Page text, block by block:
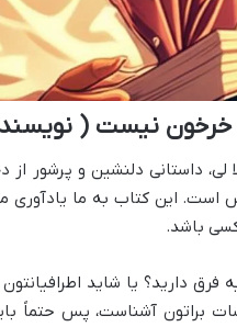
نیست ( نویسنده
داستانی دلنشین و پرشور
این کتاب به ما یادآوری
باشد.
دارید؟ یا شاید
براتون آشناست، پس